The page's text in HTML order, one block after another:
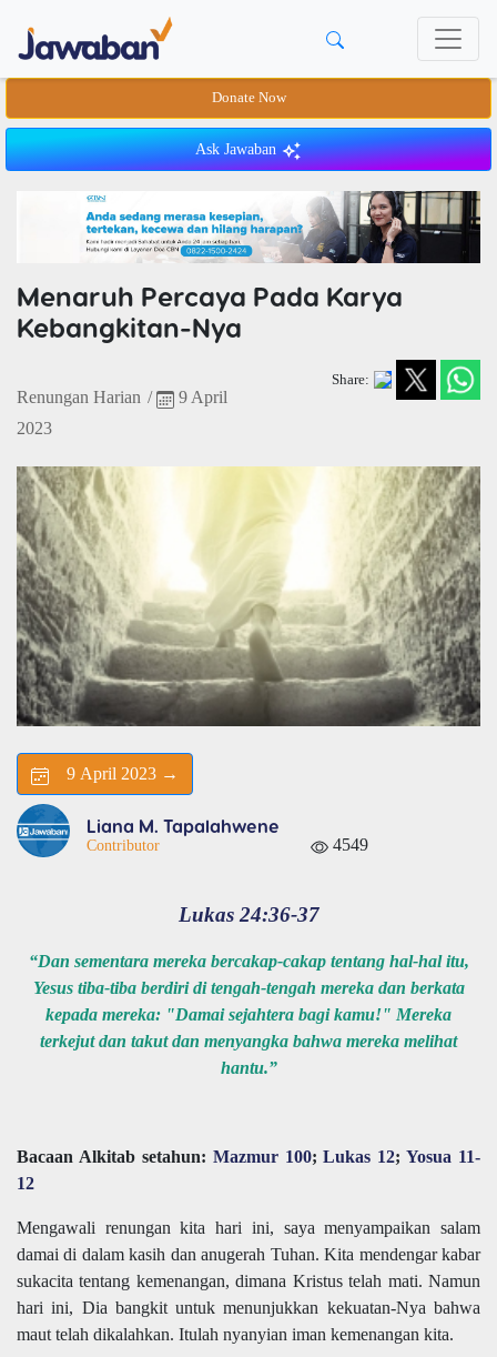
Donate Now
Ask Jawaban
Menaruh Percaya Pada Karya
Kebangkitan-Nya
Renungan Harian /
9 April
2023
Share:
9 April 2023 →
Liana M. Tapalahwene
Contributor 4549
Lukas 24:36-37
“Dan sementara mereka bercakap-cakap tentang hal-hal itu,
Yesus tiba-tiba berdiri di tengah-tengah mereka dan berkata
kepada mereka: "Damai sejahtera bagi kamu!" Mereka
terkejut dan takut dan menyangka bahwa mereka melihat
hantu.”
Bacaan Alkitab setahun: Mazmur 100;Lukas 12;Yosua 11-
12
Mengawali renungan kita hari ini, saya menyampaikan salam
damai di dalam kasih dan anugerah Tuhan. Kita mendengar kabar
sukacita tentang kemenangan, dimana Kristus telah mati. Namun
hari ini, Dia bangkit untuk menunjukkan kekuatan-Nya bahwa
maut telah dikalahkan. Itulah nyanyian iman kemenangan kita.